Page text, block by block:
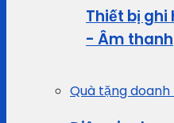
Thiết bị ghi
- Âm thanh
Quà tặng doanh